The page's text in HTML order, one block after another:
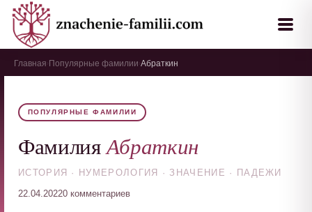
Главная Популярные фамилии Абраткин
ПОПУЛЯРНЫЕ ФАМИЛИИ
ФамилияАбраткин
ИСТОРИЯ · НУМЕРОЛОГИЯ · ЗНАЧЕНИЕ · ПАДЕЖИ
22.04.20220 комментариев